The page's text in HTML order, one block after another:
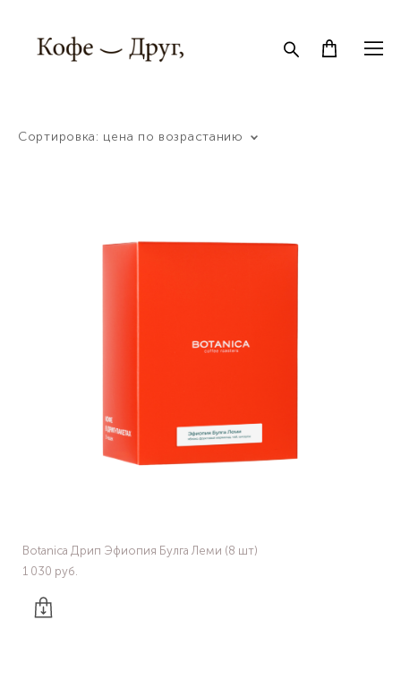
Сортировка: цена по возрастанию
Botanica Дрип Эфиопия Булга Леми (8 шт)
1 030 pуб.